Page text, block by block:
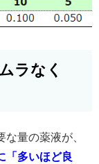
ラなく
量の薬液が、
「多いほど良